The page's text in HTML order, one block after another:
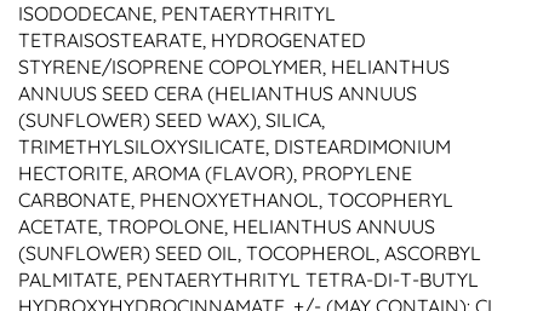
ISODODECANE, PENTAERYTHRITYL
TETRAISOSTEARATE, HYDROGENATED
STYRENE/ISOPRENE COPOLYMER, HELIANTHUS
ANNUUS SEED CERA (HELIANTHUS ANNUUS
(SUNFLOWER) SEED WAX), SILICA,
TRIMETHYLSILOXYSILICATE, DISTEARDIMONIUM
HECTORITE, AROMA (FLAVOR), PROPYLENE
CARBONATE, PHENOXYETHANOL, TOCOPHERYL
ACETATE, TROPOLONE, HELIANTHUS ANNUUS
(SUNFLOWER) SEED OIL, TOCOPHEROL, ASCORBYL
PALMITATE, PENTAERYTHRITYL TETRA-DI-T-BUTYL